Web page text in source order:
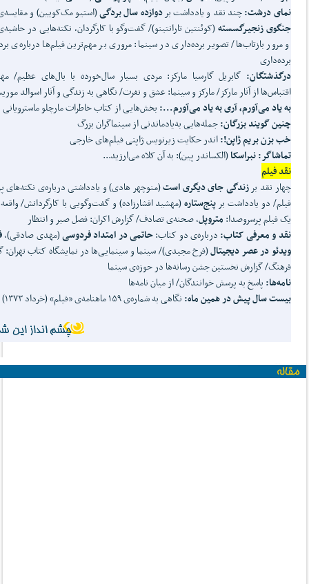
نمای درشت:چند نقد و یادداشت بردوازده سال بردگی(استیو مک‌کویین) و
جنگوی زنجیرگسسته(کوئنتین تارانتینو)/ گفت‌وگو با کارگردان، نکته‌هایی در
و مرور بازتاب‌ها/ تصویر برده‌داری در سینما: مروری بر مهم‌ترین فیلم‌ها درباره‌ی
برده‌داری
درگذشتگان: گابریل گارسیا مارکز: مردی بسیار سال‌خورده با بال‌های عظیم/
اقتباس‌ها از آثار مارکز/ مارکز و سینما: عشق و نفرت/ نگاهی به زندگی و آثار اسوالد
به یاد میآورم، آری به یاد میآورم...: بخش‌هایی از کتاب خاطرات مارچلو ماسترویانی
چنین گویند بزرگان:جمله‌هایی به‌یادماندنی از سینماگران بزرگ
خب بزن بریم ژاپن!:اندر حکایت زیرنویس ژاپنی فیلم‌های خارجی
تماشاگر: نبراسکا(الکساندر پین): به آن کلاه می‌ارزید...
نقد فیلم
چهار نقد برزندگی جای دیگری است(منوچهر هادی) و یادداشتی درباره‌ی نکته‌های
فیلم/ دو یادداشت بر پنجستاره(مهشید افشارزاده) و گفت‌وگویی با کارگردانش/
یک فیلم پرسروصدا: متروپل، صحنه‌ی تصادف/ گزارش اکران: فصل صبر و انتظار
نقد و معرفی کتاب: درباره‌ی دو کتاب:حاتمی در امتداد فردوسی(مهدی صادقی)،
ویدئو در عصر دیجیتال(فرخ مجیدی)/ سینما و سینمایی‌ها در نمایشگاه کتاب تهران:
فرهنگ/ گزارش نخستین جشن رسانه‌ها در حوزه‌ی سینما
نامهها: پاسخ به پرسش خوانندگان/ از میان نامه‌ها
بیست سال پیش در همین ماه: نگاهی به شماره‌ی ۱۵۹ ماهنامه‌ی «فیلم» (خرداد ۱۳۷۳)